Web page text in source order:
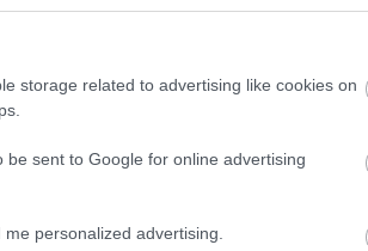
storage related to advertising like cookies on
be sent to Google for online advertising
personalized advertising.
végül a kommentelési lehetőség